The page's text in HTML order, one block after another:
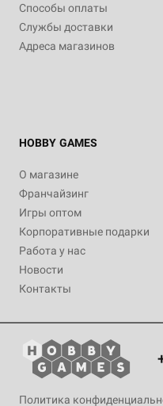
Способы оплаты
Службы доставки
Адреса магазинов
HOBBY GAMES
О магазине
Франчайзинг
Игры оптом
Корпоративные подарки
Работа у нас
Новости
Контакты
Политика